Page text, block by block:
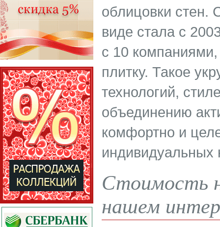
облицовки стен.
виде стала с
с 10
плитку. Такое
технологий,
объединению
комфортно и
индивидуальных
Стоимость
нашем